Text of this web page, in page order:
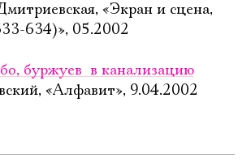
«Экран и сцена,
634)», 05.2002
буржуев  в канализацию
«Алфавит», 9.04.2002